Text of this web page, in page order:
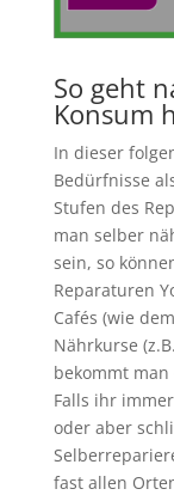
So geht
Konsum
In dieser
Bedürfnisse
Stufen des
man selber
sein, so
Reparaturen
Cafés (wie
Nährkurse
bekommt
Falls ihr
oder aber
fast allen